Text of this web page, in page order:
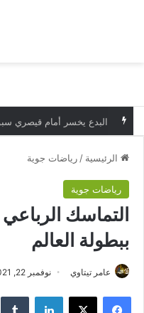
البدع يخسر أمام قيصري
الرئيسية / رياضات جوية
رياضات جوية
التماسك
ببطولة العالم
عامر تيتاوي نوفمبر 22, 2021
فيسبوك ‫X لينكدإن